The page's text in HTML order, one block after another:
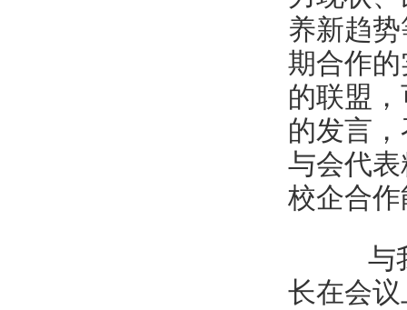
养新趋
期合作
的联盟
的发言
与会代
校企合
与我
长在会